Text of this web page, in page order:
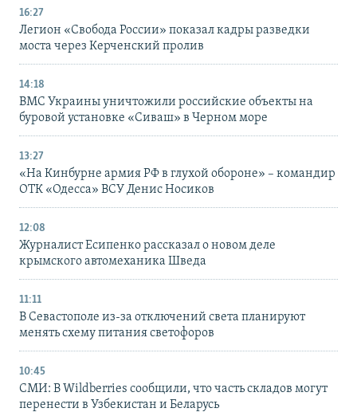
16:27
Легион «Свобода России» показал кадры разведки
моста через Керченский пролив
14:18
ВМС Украины уничтожили российские объекты на
буровой установке «Сиваш» в Черном море
13:27
«На Кинбурне армия РФ в глухой обороне» – командир
ОТК «Одесса» ВСУ Денис Носиков
12:08
Журналист Есипенко рассказал о новом деле
крымского автомеханика Шведа
11:11
В Севастополе из-за отключений света планируют
менять схему питания светофоров
10:45
СМИ: В Wildberries сообщили, что часть складов могут
перенести в Узбекистан и Беларусь